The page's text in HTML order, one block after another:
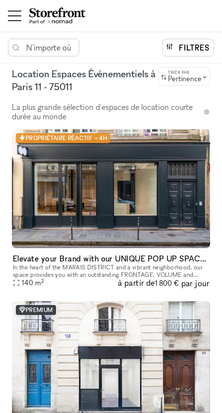
N'importe où FILTRES
Location Espaces Événementiels à
Paris 11 - 75011
TRIER PAR
Pertinence
La plus grande sélection d'espaces de location courte
durée au monde
PROPRIÉTAIRE RÉACTIF < 4H
Elevate your Brand with our UNIQUE POP UP SPACE in PARIS Marais
In the heart of the MARAIS DISTRICT and a vibrant neighborhood, our
space provides you with an outstanding FRONTAGE, VOLUME and
ARCHITECTURE. The location is very interesting as it is on a real sho
140 m2 à partir de1 800 € par jour
PREMIUM